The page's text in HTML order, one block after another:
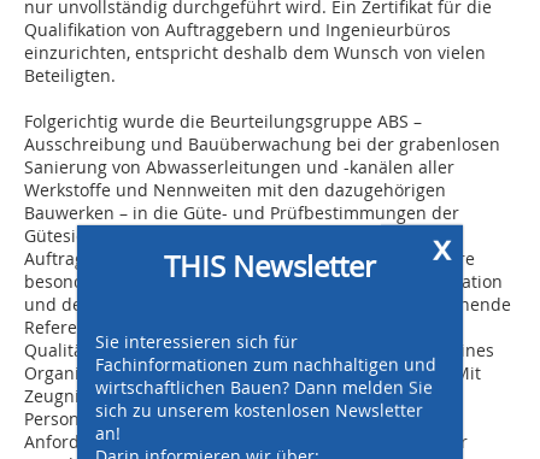
nur unvollständig durchgeführt wird. Ein Zertifikat für die
Qualifikation von Auftraggebern und Ingenieurbüros
einzurichten, entspricht deshalb dem Wunsch von vielen
Beteiligten.
Folgerichtig wurde die Beurteilungsgruppe ABS –
Ausschreibung und Bauüberwachung bei der grabenlosen
Sanierung von Abwasserleitungen und -kanälen aller
Werkstoffe und Nennweiten mit den dazugehörigen
Bauwerken – in die Güte- und Prüfbestimmungen der
Gütesicherung Kanalbau RAL-GZ 961 aufgenommen.
Auftraggeber und Ing.-Büros dokumentieren damit ihre
besondere Erfahrung und Zuverlässigkeit der Organisation
und des eingesetzten Personals. Etwa durch entsprechende
Referenzen und Vorlage eines zertifizierten
Qualitätsmanagementsystems bzw. des Nachweises eines
Organisationsmanagements zur Fehlerminimierung. Mit
Zeugnissen kann die Qualifikation des eingesetzten
Personals nachgewiesen werden. Damit wurde ein
Anforderungskatalog geschaffen, der Grundlage ist für
x
THIS Newsletter
Sie interessieren sich für
Fachinformationen zum nachhaltigen und
wirtschaftlichen Bauen? Dann melden Sie
sich zu unserem kostenlosen Newsletter
an!